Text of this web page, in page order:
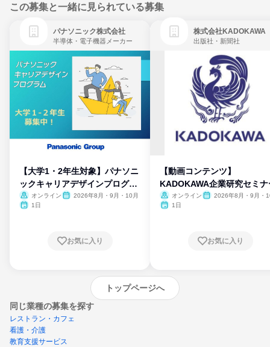
この募集と一緒に見られている募集
パナソニック株式会社
半導体・電子機器メーカー
【大学1・2年生対象】パナソニ
ックキャリアデザインプログラ
ム
オンライン
2026年8月・9月・10月
1日
お気に入り
株式会社KADOKAWA
出版社・新聞社
【動画コンテンツ】
KADOKAWA企業研究セミナ
オンライン
2026年8月・9月・
1日
お気に入り
トップページへ
同じ業種の募集を探す
レストラン・カフェ
看護・介護
教育支援サービス